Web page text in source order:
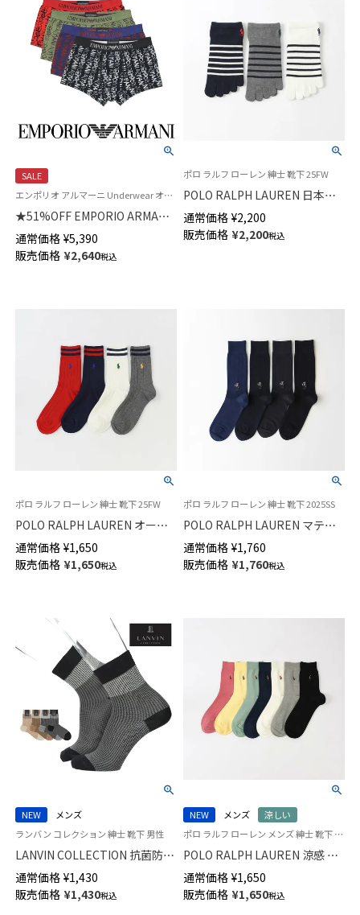
SALE
エンポリオ アルマーニ Underwear オールオーバーロゴ 公式オンラインショップ 紳士 下着 アンダーウェア
★51%OFF EMPORIO ARMANI
ボクサーパンツ ALL OVER
LOGO 前閉じ EUサイズ メンズ
54095069
通常価格 ¥5,390
販売価格 ¥2,640税込
ポロ ラルフ ローレン 紳士 靴下 25FW
POLO RALPH LAUREN 日本製 5
本指ソックス ボーダー ポロポ
ニー刺しゅう ショート丈 メン
ズ ソックス 02082585
通常価格 ¥2,200
販売価格 ¥2,200税込
ポロ ラルフ ローレン 紳士 靴下 25FW
POLO RALPH LAUREN オーガ
ニックコットン混 ラインリブ
ミドル丈 カジュアル メンズ ソ
ックス 02012498
通常価格 ¥1,650
販売価格 ¥1,650税込
ポロ ラルフ ローレン 紳士 靴下 2025SS
POLO RALPH LAUREN マティ
ーニベア ポロベア クルー丈 抗
菌防臭加工 ビジネス メンズ ソ
ックス 02042375
通常価格 ¥1,760
販売価格 ¥1,760税込
NEW
メンズ
ランバン コレクション 紳士 靴下 男性
LANVIN COLLECTION 抗菌防臭
千鳥格子切替 Hiゲージ ミドル
丈 カジュアル ソックス メンズ
02412145
通常価格 ¥1,430
販売価格 ¥1,430税込
NEW メンズ
涼しい
ポロ ラルフ ローレン メンズ 紳士 靴下 ビジネス カジュアル 26SS
POLO RALPH LAUREN 涼感 鹿
の子編み オーガニックコットン
混 マルチPP 20cm ミドル丈 ソ
ックス 02012513
通常価格 ¥1,650
販売価格 ¥1,650税込